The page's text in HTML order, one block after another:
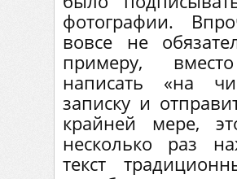
фотографии.
вовсе не
примеру,
написать «на
записку и
крайней мере,
несколько раз
текст